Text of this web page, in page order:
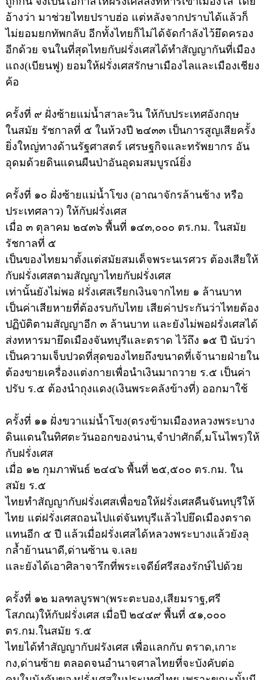
อ้างว่า มาช่วยไทยปราบฮ่อ แต่หลังจากปราบได้แล้วก็
ไม่ยอมยกทัพกลับ อีกทั้งไทยก็ไม่ได้จัดกำลังไว้ยึดครอง
อีกด้วย จนในที่สุดไทยกับฝรั่งเศสได้ทำสัญญากันที่เมือง
แถง(เบียนฟู) ยอมให้ฝรั่งเศสรักษาเมืองไลและเมืองเชียง
ค้อ
ครั้งที่ ๙ ฝั่งซ้ายแม่น้ำสาละวิน ให้กับประเทศอังกฤษ
ในสมัย รัชกาลที่ ๕ ในห้วงปี ๒๔๓๓ เป็นการสูญเสียครั้ง
ยิ่งใหญ่ทางด้านรัฐศาสตร์ เศรษฐกิจและทรัพยากร อัน
อุดมด้วยดินแดนผืนป่าอันอุดมสมบูรณ์ยิ่ง
ครั้งที่ ๑๐ ฝั่งซ้ายแม่น้ำโขง (อาณาจักรล้านช้าง หรือ
ประเทศลาว) ให้กับฝรั่งเศส
เมื่อ ๓ ตุลาคม ๒๔๓๖ พื้นที่ ๑๔๓,๐๐๐ ตร.กม. ในสมัย
รัชกาลที่ ๕
เป็นของไทยมาตั้งแต่สมัยสมเด็จพระนเรศวร ต้องเสียให้
กับฝรั่งเศสตามสัญญาไทยกับฝรั่งเศส
เท่านั้นยังไม่พอ ฝรั่งเศสเรียกเงินจากไทย ๑ ล้านบาท
เป็นค่าเสียหายที่ต้องรบกับไทย เสียค่าประกันว่าไทยต้อง
ปฏิบัติตามสัญญาอีก ๓ ล้านบาท และยังไม่พอฝรั่งเศสได้
ส่งทหารมายึดเมืองจันทบุรีและตราด ไว้ถึง ๑๕ ปี นับว่า
เป็นความเจ็บปวดที่สุดของไทยถึงขนาดที่เจ้านายฝ่ายใน
ต้องขายเครื่องแต่งกายเพื่อนำเงินมาถวาย ร.๕ เป็นค่า
ปรับ ร.๕ ต้องนำถุงแดง(เงินพระคลังข้างที่) ออกมาใช้
ครั้งที่ ๑๑ ฝั่งขวาแม่น้ำโขง(ตรงข้ามเมืองหลวงพระบาง
ดินแดนในทิศตะวันออกของน่าน,จำปาศักดิ์,มโนไพร)ให้
กับฝรั่งเศส
เมื่อ ๑๒ กุมภาพันธ์ ๒๔๔๖ พื้นที่ ๒๕,๕๐๐ ตร.กม. ใน
สมัย ร.๕
ไทยทำสัญญากับฝรั่งเศสเพื่อขอให้ฝรั่งเศสคืนจันทบุรีให้
ไทย แต่ฝรั่งเศสถอนไปแต่จันทบุรีแล้วไปยึดเมืองตราด
แทนอีก ๕ ปี แล้วเมื่อฝรั่งเศสได้หลวงพระบางแล้วยังลุ
กล้ำย้านนาดี,ด่านซ้าน จ.เลย
และยังได้เอาศิลาจารึกที่พระเจดีย์ศรีสองรักษ์ไปด้วย
ครั้งที่ ๑๒ มลฑลบูรพา(พระตะบอง,เสียมราฐ,ศรี
โสภณ)ให้กับฝรั่งเศสเมื่อปี ๒๔๔๙ พื้นที่ ๕๑,๐๐๐
ตร.กม.ในสมัย ร.๕
ไทยได้ทำสัญญากับฝรังเศส เพื่อแลกกับ ตราด,เกาะ
กง,ด่านซ้าย ตลอดจนอำนาจศาลไทยที่จะบังคับต่อ